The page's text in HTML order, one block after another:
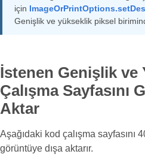
için
Genişlik ve yükseklik piksel
İstenen Genişlik ve
Çalışma Sayfasını
Aktar
Aşağıdaki kod çalışma sayfasını
görüntüye dışa aktarır.